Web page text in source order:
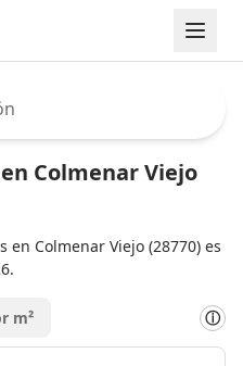
Colmenar Viejo
Colmenar Viejo (28770) es
m² ⓘ